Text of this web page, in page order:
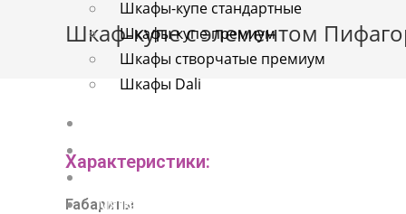
Шкафы-купе стандартные
Шкафы-купе премиум
Шкафы створчатые премиум
Шкафы Dali
Прихожие
Мягкая мебель
Шкаф-купе с элементом
Характеристики:
Габариты